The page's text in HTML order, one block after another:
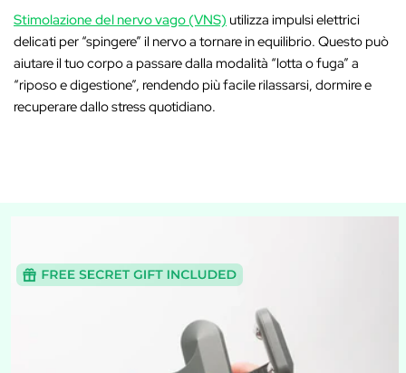
Stimolazione del nervo vago (VNS) utilizza impulsi elettrici
delicati per “spingere” il nervo a tornare in equilibrio. Questo può
aiutare il tuo corpo a passare dalla modalità “lotta o fuga” a
“riposo e digestione”, rendendo più facile rilassarsi, dormire e
recuperare dallo stress quotidiano.